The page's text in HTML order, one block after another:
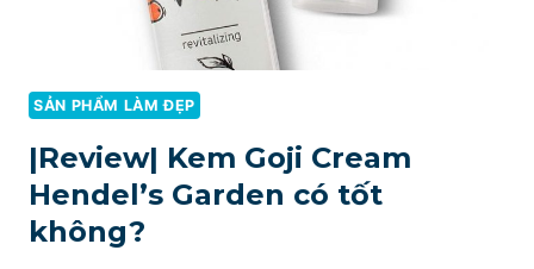
SẢN PHẨM LÀM ĐẸP
|Review| Kem Goji Cream
Hendel’s Garden có tốt
không?